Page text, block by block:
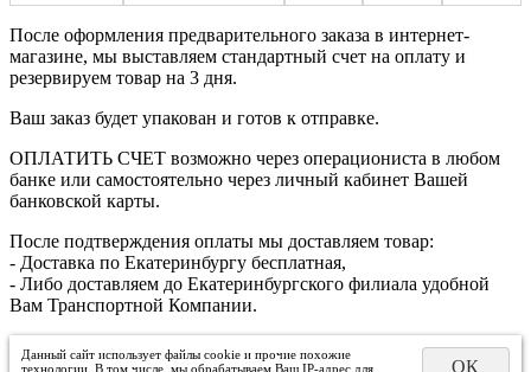
После оформления предварительного заказа в интернет-
магазине, мы выставляем стандартный счет на оплату и
резервируем товар на 3 дня.
Ваш заказ будет упакован и готов к отправке.
ОПЛАТИТЬ СЧЕТ возможно через операциониста в любом
банке или самостоятельно через личный кабинет Вашей
банковской карты.
После подтверждения оплаты мы доставляем товар:
- Доставка по Екатеринбургу бесплатная,
- Либо доставляем до Екатеринбургского филиала удобной
Вам Транспортной Компании.
Данный сайт использует файлы cookie и прочие похожие
технологии. В том числе, мы обрабатываем Ваш IP-адрес для
ОК